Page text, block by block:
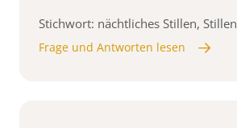
Stichwort: nächtliches Stillen, Stillen
Frage und Antworten lesen